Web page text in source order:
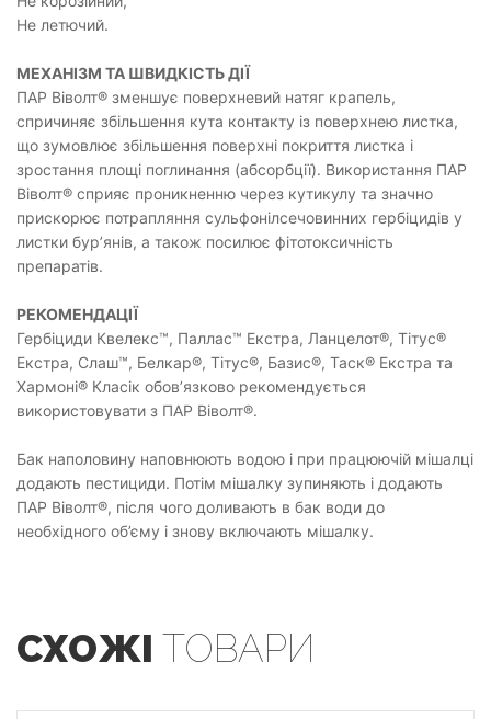
Не летючий.
МЕХАНІЗМ ТА ШВИДКІСТЬ ДІЇ
ПАР Віволт® зменшує поверхневий натяг крапель,
спричиняє збільшення кута контакту із поверхнею листка,
що зумовлює збільшення поверхні покриття листка і
зростання площі поглинання (абсорбції). Використання ПАР
Віволт® сприяє проникненню через кутикулу та значно
прискорює потрапляння сульфонілсечовинних гербіцидів у
листки бур’янів, а також посилює фітотоксичність
препаратів.
РЕКОМЕНДАЦІЇ
Гербіциди Квелекс™, Паллас™ Екстра, Ланцелот®, Тітус®
Екстра, Слаш™, Белкар®, Тітус®, Базис®, Таск® Екстра та
Хармоні® Класік обов’язково рекомендується
використовувати з ПАР Віволт®.
Бак наполовину наповнюють водою і при працюючій мішалці
додають пестициди. Потім мішалку зупиняють і додають
ПАР Віволт®, після чого доливають в бак води до
необхідного об’єму і знову включають мішалку.
СХОЖІ ТОВАРИ